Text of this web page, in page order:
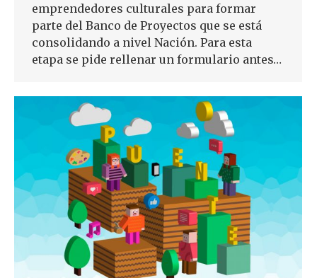
emprendedores culturales para formar
parte del Banco de Proyectos que se está
consolidando a nivel Nación. Para esta
etapa se pide rellenar un formulario antes…